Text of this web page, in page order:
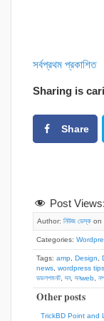
সর্বপ্রথম প্রকাশিত
Sharing is
Share
Post Views:
Author: নিউজ ডেস্ক on
Categories:
Tags: amp Design
news wordpress tips
ডভলপমনট ,দন,দনweb
Other posts
TrickBD Point and